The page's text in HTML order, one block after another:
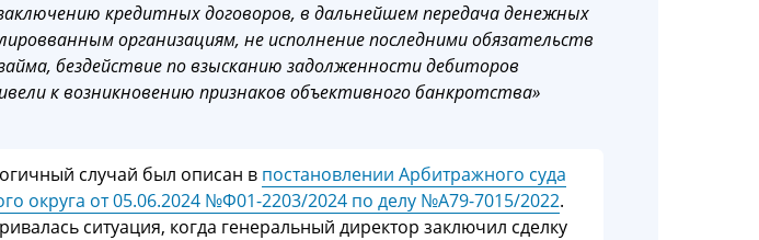
кредитных договоров, в дальнейшем передача денежных
организациям, не исполнение последними обязательств
бездействие по взысканию задолженности дебиторов
к возникновению признаков объективного банкротства»
случай был описан в постановлении Арбитражного суда
округа от 05.06.2024 №Ф01-2203/2024 по делу №А79-7015/2022.
ситуация, когда генеральный директор заключил сделку